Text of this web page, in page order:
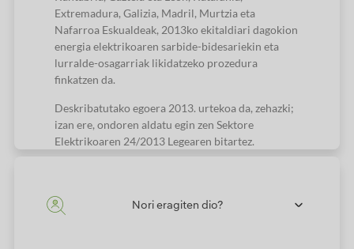
Extremadura, Galizia, Madril, Murtzia eta
Nafarroa Eskualdeak, 2013ko ekitaldiari dagokion
energia elektrikoaren sarbide-bidesariekin eta
lurralde-osagarriak likidatzeko prozedura
finkatzen da.
Deskribatutako egoera 2013. urtekoa da, zehazki;
izan ere, ondoren aldatu egin zen Sektore
Elektrikoaren 24/2013 Legearen bitartez.
Nori eragiten dio?